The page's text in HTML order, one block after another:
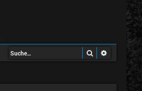
Suche Erweiterte